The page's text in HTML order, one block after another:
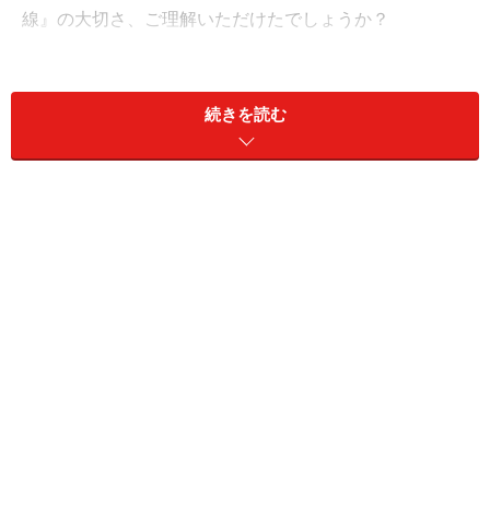
線』の大切さ、ご理解いただけたでしょうか？
続きを読む